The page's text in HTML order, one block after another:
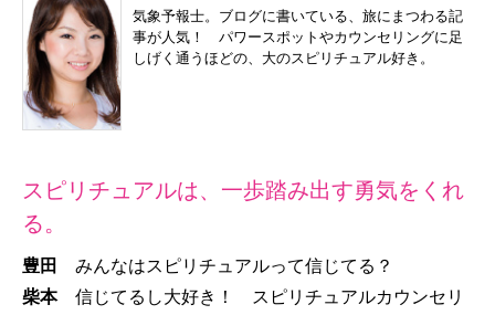
気象予報士。ブログに書いている、旅にまつわる記
事が人気！ パワースポットやカウンセリングに足
しげく通うほどの、大のスピリチュアル好き。
スピリチュアルは、一歩踏み出す勇気をくれ
る。
豊田
みんなはスピリチュアルって信じてる？
柴本信じてるし大好き！ スピリチュアルカウンセリ